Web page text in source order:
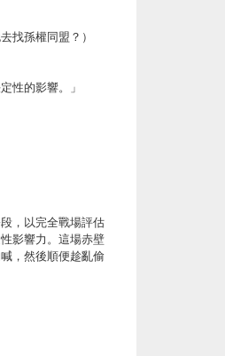
找孫權同盟？）
性的影響。」
，以完全戰場評估
影響力。這場赤壁
，然後順便趁亂偷